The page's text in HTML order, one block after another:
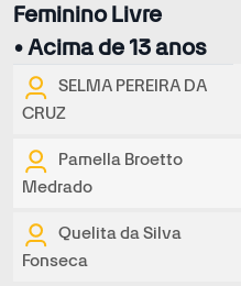
Feminino Livre
• Acima de 13 anos
SELMA PEREIRA DA
CRUZ
Pamella Broetto
Medrado
Quelita da Silva
Fonseca